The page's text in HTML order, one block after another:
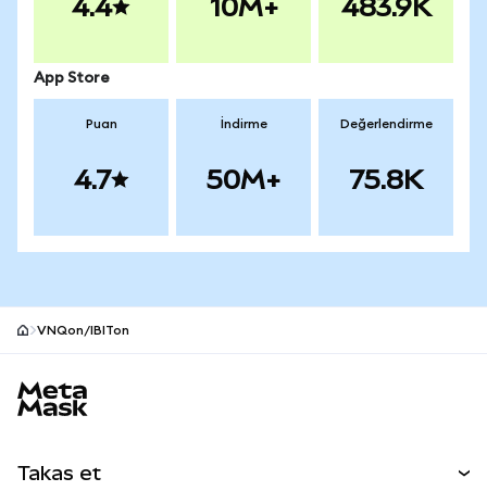
4.4 10M+ 483.9K
App Store
Puan
4.7
İndirme
50M+
Değerlendirme
75.8K
VNQon/IBITon
Takas et